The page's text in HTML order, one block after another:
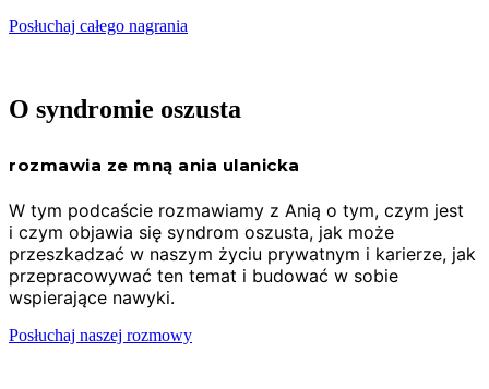
Posłuchaj całego nagrania
O syndromie oszusta
rozmawia ze mną ania ulanicka
W tym podcaście rozmawiamy z Anią o tym, czym jest
i czym objawia się syndrom oszusta, jak może
przeszkadzać w naszym życiu prywatnym i karierze, jak
przepracowywać ten temat i budować w sobie
wspierające nawyki.
Posłuchaj naszej rozmowy